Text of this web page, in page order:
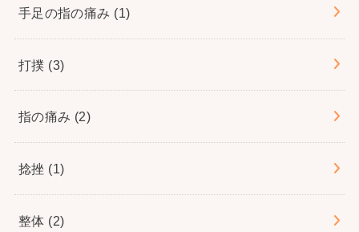
手足の指の痛み (1)
打撲 (3)
指の痛み (2)
捻挫 (1)
整体 (2)